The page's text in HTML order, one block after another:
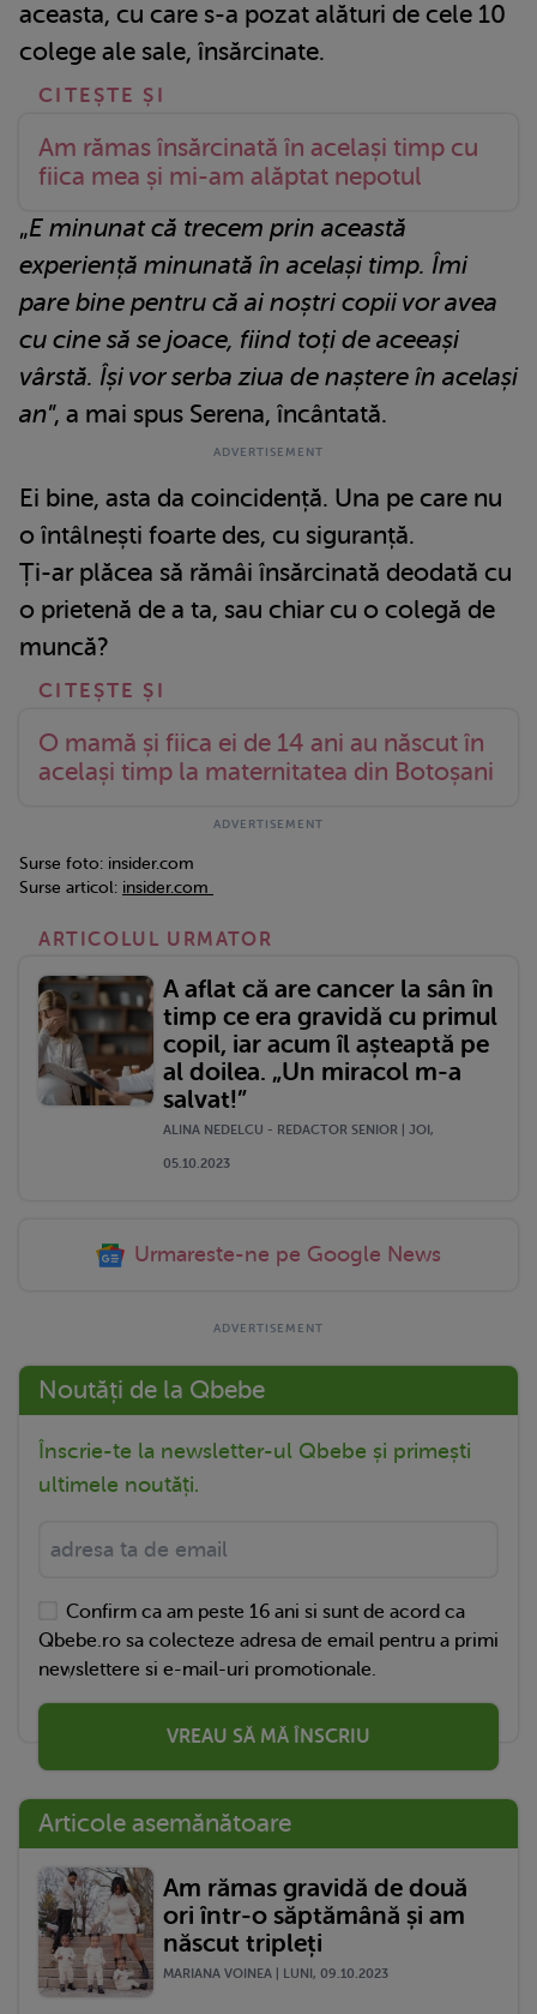
aceasta, cu care s-a pozat alături de cele 10
colege ale sale, însărcinate.
Am rămas însărcinată în același timp cu
fiica mea și mi-am alăptat nepotul
„E minunat că trecem prin această
experiență minunată în același timp. Îmi
pare bine pentru că ai noștri copii vor avea
cu cine să se joace, fiind toți de aceeași
vârstă. Își vor serba ziua de naștere în același
an”, a mai spus Serena, încântată.
Ei bine, asta da coincidență. Una pe care nu
o întâlnești foarte des, cu siguranță.
Ți-ar plăcea să rămâi însărcinată deodată cu
o prietenă de a ta, sau chiar cu o colegă de
muncă?
O mamă și fiica ei de 14 ani au născut în
același timp la maternitatea din Botoșani
Surse foto: insider.com
Surse articol: insider.com
ARTICOLUL URMATOR
A aflat că are cancer la sân în
timp ce era gravidă cu primul
copil, iar acum îl așteaptă pe
al doilea. „Un miracol m-a
salvat!”
ALINA NEDELCU - REDACTOR SENIOR | JOI,
05.10.2023
Urmareste-ne pe Google News
Noutăți de la Qbebe
Înscrie-te la newsletter-ul Qbebe și primești
ultimele noutăți.
Confirm ca am peste 16 ani si sunt de acord ca
Qbebe.ro sa colecteze adresa de email pentru a primi
newslettere si e-mail-uri promotionale.
VREAU SĂ MĂ ÎNSCRIU
Articole asemănătoare
Am rămas gravidă de două
ori într-o săptămână și am
născut tripleți
MARIANA VOINEA | LUNI, 09.10.2023